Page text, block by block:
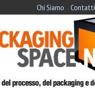
Chi Siamo Contatti